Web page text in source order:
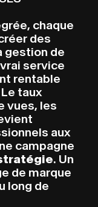
chaque
des
gestion de
service
rentable
taux
vues, les
aux
campagne
. Un
de marque
long de